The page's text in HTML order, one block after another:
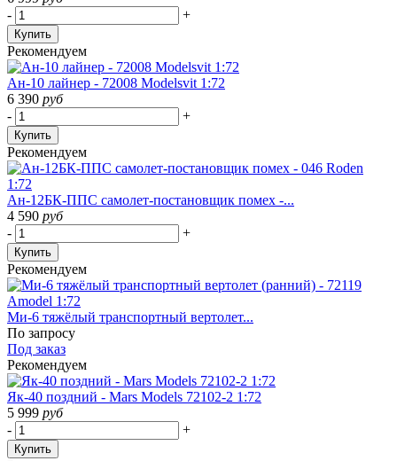
-
+
Купить
Рекомендуем
Ан-10 лайнер - 72008 Modelsvit 1:72
6 390 руб
-
+
Купить
Рекомендуем
Ан-12БК-ППС самолет-постановщик помех -...
4 590 руб
-
+
Купить
Рекомендуем
Ми-6 тяжёлый транспортный вертолет...
По запросу
Под заказ
Рекомендуем
Як-40 поздний - Mars Models 72102-2 1:72
5 999 руб
-
+
Купить